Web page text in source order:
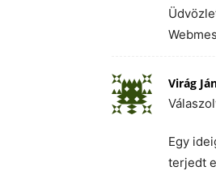
Virág
Egy
terjedt